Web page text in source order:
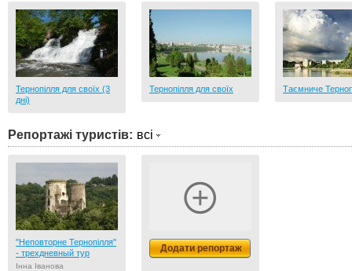
Тернопілля для своїх (3
дні)
Тернопілля для своїх Таємниче
Репортажі туристів: всі
"Неповторне Тернопілля"
- трехдневный тур
Інна Іванова
Додати репортаж